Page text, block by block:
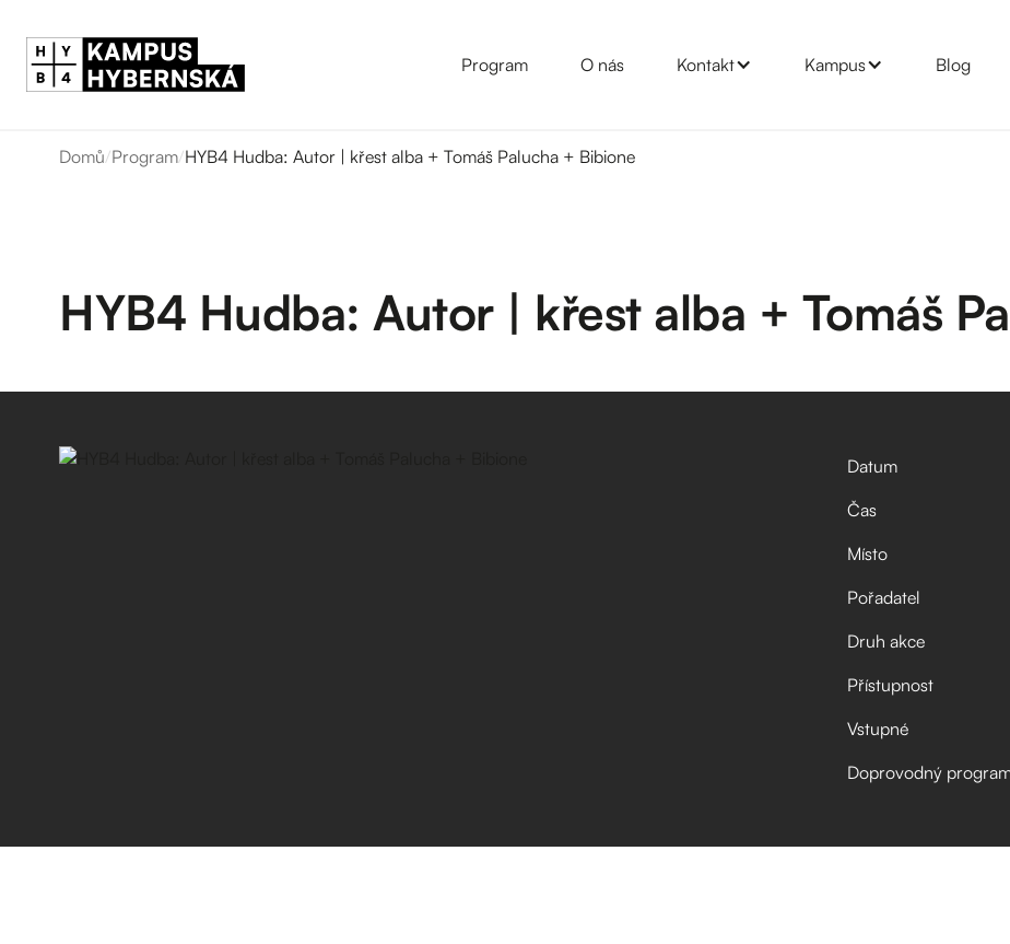
Program O nás Kontakt Kampus Blog
Domů/Program/HYB4 Hudba: Autor | křest alba + Tomáš Palucha + Bibione
HYB4 Hudba: Autor | křest alba + Tomáš
Datum
Čas
Místo
Pořadatel
Druh akce
Přístupnost
Vstupné
Doprovodný